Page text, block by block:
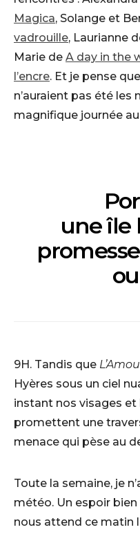
Magica, Solange et
vadrouille, Laurianne
Marie de A day in the
l’encre. Et je pense
n’auraient pas été
magnifique journée
une île
9H. Tandis que
Hyères sous un ciel
instant nos visages
promettent une
menace qui pèse au
Toute la semaine, je
météo. Un espoir
nous attend ce matin